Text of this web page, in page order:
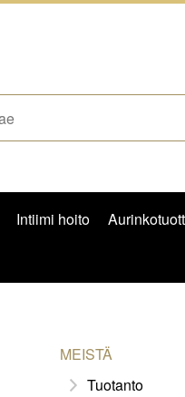
Intiimi hoito
MEISTÄ
Tuotanto